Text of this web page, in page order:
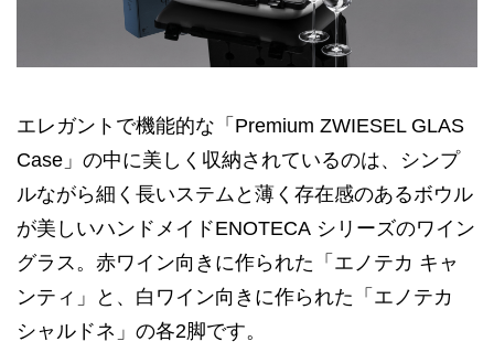
エレガントで機能的な「Premium ZWIESEL GLAS
Case」の中に美しく収納されているのは、シンプ
ルながら細く長いステムと薄く存在感のあるボウル
が美しいハンドメイドENOTECA シリーズのワイン
グラス。赤ワイン向きに作られた「エノテカ キャ
ンティ」と、白ワイン向きに作られた「エノテカ
シャルドネ」の各2脚です。